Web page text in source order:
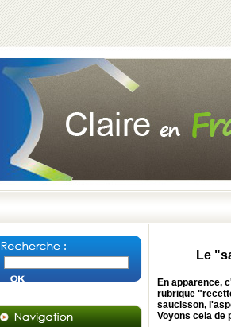
Le
En apparence,
rubrique
saucisson,
Voyons cela de